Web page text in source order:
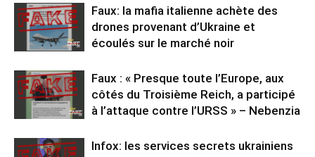
Faux: la mafia italienne achète des
drones provenant d’Ukraine et
écoulés sur le marché noir
Faux : « Presque toute l’Europe, aux
côtés du Troisième Reich, a participé
à l’attaque contre l’URSS » – Nebenzia
Infox: les services secrets ukrainiens